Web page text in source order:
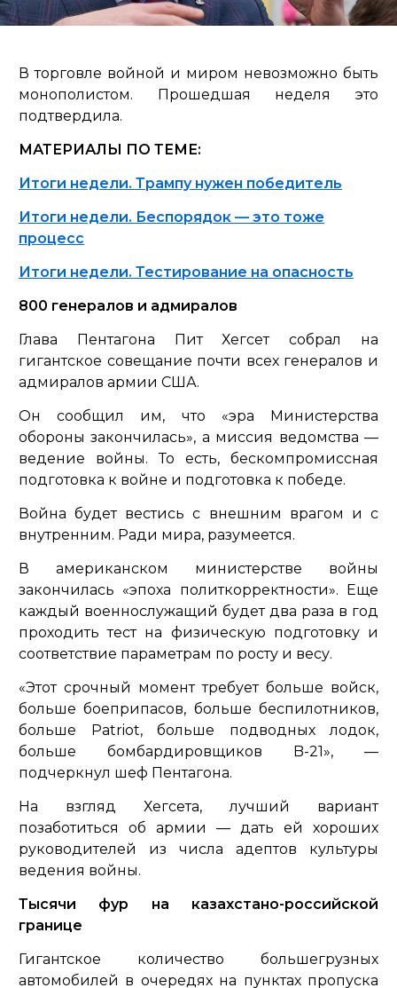
В торговле войной и миром невозможно быть
монополистом. Прошедшая неделя это
подтвердила.
МАТЕРИАЛЫ ПО ТЕМЕ:
Итоги недели. Трампу нужен победитель
Итоги недели. Беспорядок — это тоже
процесс
Итоги недели. Тестирование на опасность
800 генералов и адмиралов
Глава Пентагона Пит Хегсет собрал на
гигантское совещание почти всех генералов и
адмиралов армии США.
Он сообщил им, что «эра Министерства
обороны закончилась», а миссия ведомства —
ведение войны. То есть, бескомпромиссная
подготовка к войне и подготовка к победе.
Война будет вестись с внешним врагом и с
внутренним. Ради мира, разумеется.
В американском министерстве войны
закончилась «эпоха политкорректности». Еще
каждый военнослужащий будет два раза в год
проходить тест на физическую подготовку и
соответствие параметрам по росту и весу.
«Этот срочный момент требует больше войск,
больше боеприпасов, больше беспилотников,
больше Patriot, больше подводных лодок,
больше бомбардировщиков B-21», —
подчеркнул шеф Пентагона.
На взгляд Хегсета, лучший вариант
позаботиться об армии — дать ей хороших
руководителей из числа адептов культуры
ведения войны.
Тысячи фур на казахстано-российской
границе
Гигантское количество большегрузных
автомобилей в очередях на пунктах пропуска